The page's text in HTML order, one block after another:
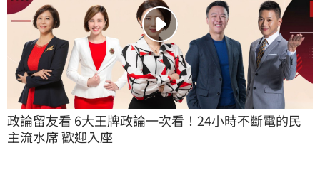
政論留友看 6大王牌政論一次看！24小時不斷電的民
主流水席 歡迎入座